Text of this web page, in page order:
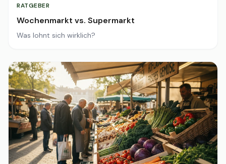
RATGEBER
Wochenmarkt vs. Supermarkt
Was lohnt sich wirklich?